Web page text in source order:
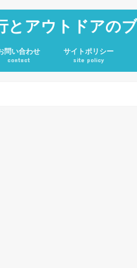
アウトドアの
問い合わせ
contact
サイトポリシー
site policy